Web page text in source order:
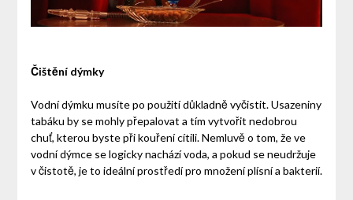
Čištění dýmky
Vodní dýmku musíte po použití důkladně vyčistit. Usazeniny
tabáku by se mohly přepalovat a tím vytvořit nedobrou
chuť, kterou byste při kouření cítili. Nemluvě o tom, že ve
vodní dýmce se logicky nachází voda, a pokud se neudržuje
v čistotě, je to ideální prostředí pro množení plísní a bakterií.